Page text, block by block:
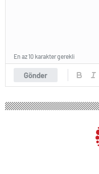
Gönder
En az 10 karakter gerekli